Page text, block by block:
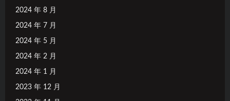
2024 年 8 月
2024 年 7 月
2024 年 5 月
2024 年 2 月
2024 年 1 月
2023 年 12 月